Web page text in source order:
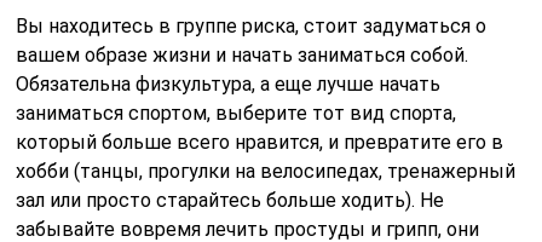
Вы находитесь в группе риска, стоит задуматься о
вашем образе жизни и начать заниматься собой.
Обязательна физкультура, а еще лучше начать
заниматься спортом, выберите тот вид спорта,
который больше всего нравится, и превратите его в
хобби (танцы, прогулки на велосипедах, тренажерный
зал или просто старайтесь больше ходить). Не
забывайте вовремя лечить простуды и грипп, они